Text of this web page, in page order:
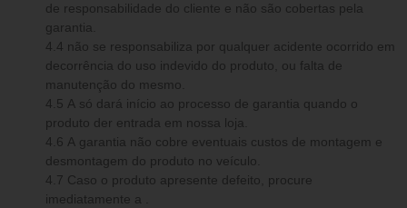
de responsabilidade do cliente e não são cobertas pela
garantia.
4.4 não se responsabiliza por qualquer acidente ocorrido em
decorrência do uso indevido do produto, ou falta de
manutenção do mesmo.
4.5 A só dará início ao processo de garantia quando o
produto der entrada em nossa loja.
4.6 A garantia não cobre eventuais custos de montagem e
desmontagem do produto no veículo.
4.7 Caso o produto apresente defeito, procure
imediatamente a .